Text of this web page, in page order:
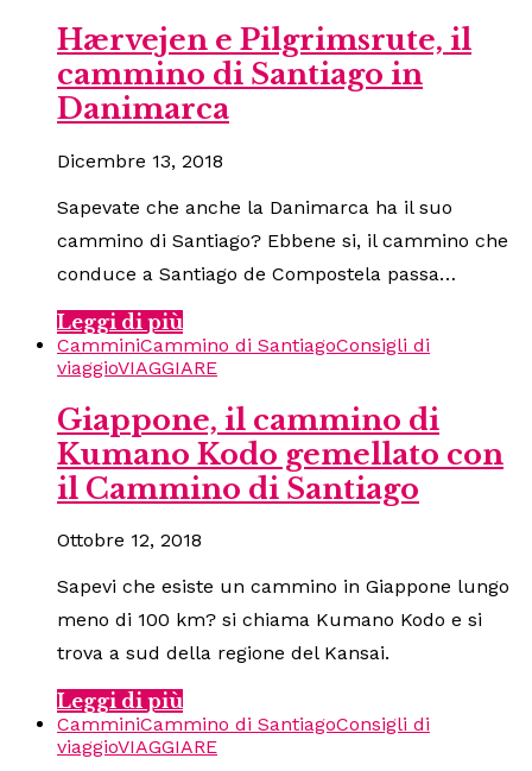
Hærvejen e Pilgrimsrute, il
cammino di Santiago in
Danimarca
Dicembre 13, 2018
Sapevate che anche la Danimarca ha il suo
cammino di Santiago? Ebbene si, il cammino che
conduce a Santiago de Compostela passa…
Leggi di più
CamminiCammino di SantiagoConsigli di
viaggioVIAGGIARE
Giappone, il cammino di
Kumano Kodo gemellato con
il Cammino di Santiago
Ottobre 12, 2018
Sapevi che esiste un cammino in Giappone lungo
meno di 100 km? si chiama Kumano Kodo e si
trova a sud della regione del Kansai.
Leggi di più
CamminiCammino di SantiagoConsigli di
viaggioVIAGGIARE